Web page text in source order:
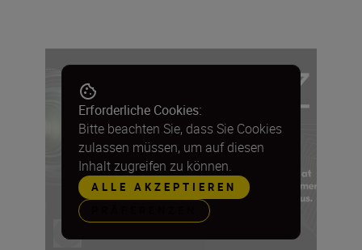
Erforderliche Cookies:
Bitte beachten Sie, dass Sie Cookies
zulassen müssen, um auf diesen
Inhalt zugreifen zu können.
ALLE AKZEPTIEREN